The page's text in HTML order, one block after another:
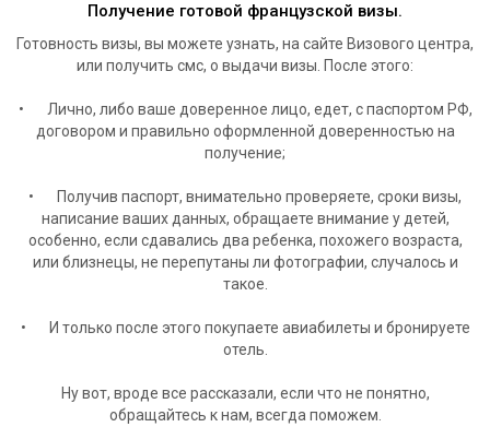
Получение готовой французской визы.
Готовность визы, вы можете узнать, на сайте Визового центра,
или получить смс, о выдачи визы. После этого:
• Лично, либо ваше доверенное лицо, едет, с паспортом РФ,
договором и правильно оформленной доверенностью на
получение;
• Получив паспорт, внимательно проверяете, сроки визы,
написание ваших данных, обращаете внимание у детей,
особенно, если сдавались два ребенка, похожего возраста,
или близнецы, не перепутаны ли фотографии, случалось и
такое.
• И только после этого покупаете авиабилеты и бронируете
отель.
Ну вот, вроде все рассказали, если что не понятно,
обращайтесь к нам, всегда поможем.